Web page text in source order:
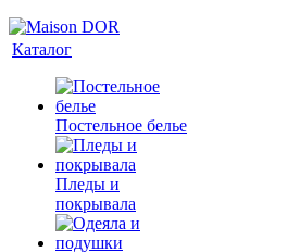
Каталог
Постельное белье
Пледы и
покрывала